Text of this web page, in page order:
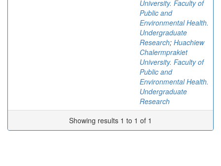
University. Faculty of
Public and
Environmental Health.
Undergraduate
Research; Huachiew
Chalermprakiet
University. Faculty of
Public and
Environmental Health.
Undergraduate
Research
Showing results 1 to 1 of 1